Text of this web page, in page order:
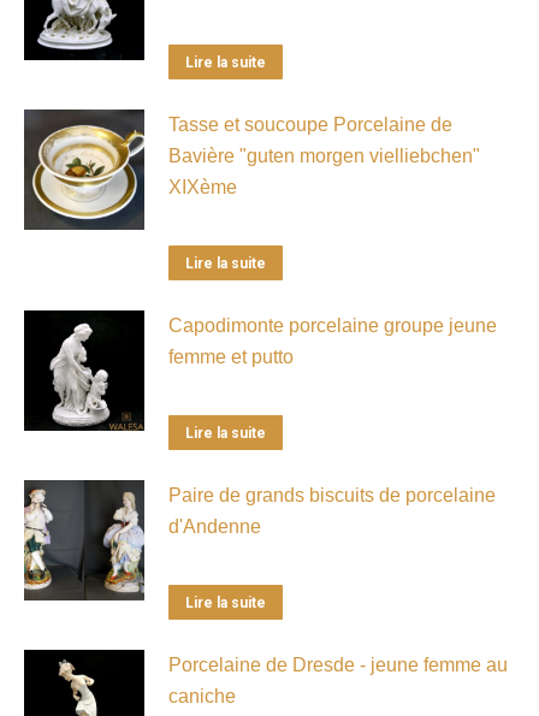
Lire la suite
Tasse et soucoupe Porcelaine de
Bavière "guten morgen vielliebchen"
XIXème
Lire la suite
Capodimonte porcelaine groupe jeune
femme et putto
Lire la suite
Paire de grands biscuits de porcelaine
d'Andenne
Lire la suite
Porcelaine de Dresde - jeune femme au
caniche